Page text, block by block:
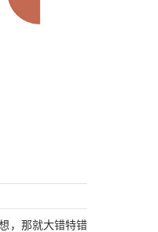
，那就大错特错